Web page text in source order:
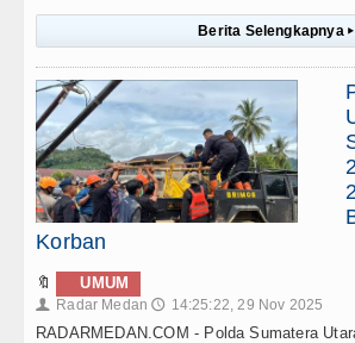
Berita Selengkapnya ▸
Korban
🔖 UMUM
👤 Radar Medan 🕔 14:25:22, 29 Nov 2025
RADARMEDAN.COM - Polda Sumatera